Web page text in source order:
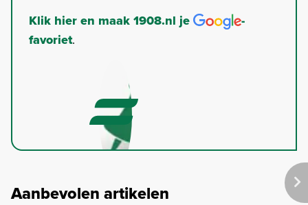
Klik hier en maak 1908.nl je
-
favoriet.
Aanbevolen artikelen